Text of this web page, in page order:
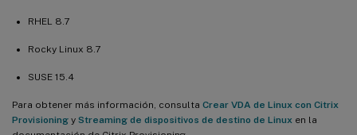
RHEL 8.7
Rocky Linux 8.7
SUSE 15.4
Para obtener más información, consulta Crear VDA de Linux con Citrix
Provisioning y Streaming de dispositivos de destino de Linux en la